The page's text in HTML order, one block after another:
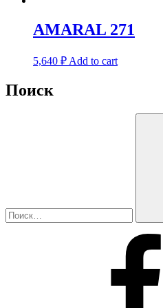
AMARAL 271
5,640 ₽ Add to cart
Поиск